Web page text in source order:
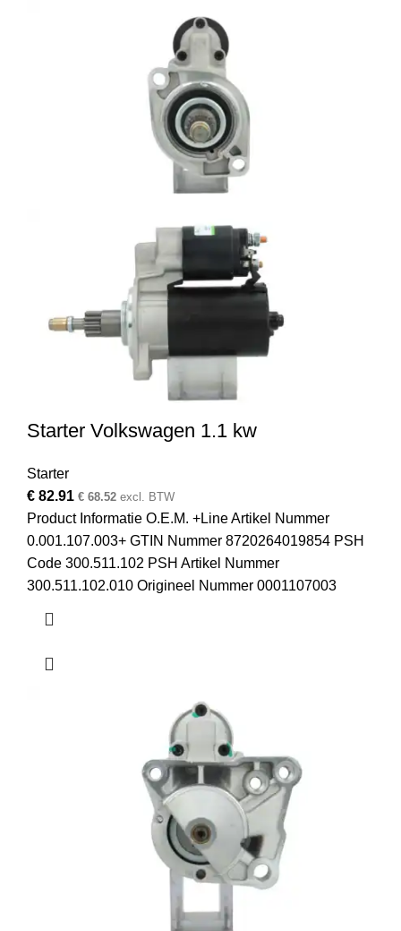
Starter Volkswagen 1.1 kw
Starter
€ 82.91 € 68.52 excl. BTW
Product Informatie O.E.M. +Line Artikel Nummer
0.001.107.003+ GTIN Nummer 8720264019854 PSH
Code 300.511.102 PSH Artikel Nummer
300.511.102.010 Origineel Nummer 0001107003